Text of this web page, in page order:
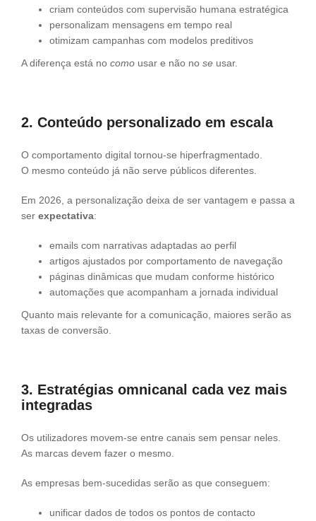
criam conteúdos com supervisão humana estratégica
personalizam mensagens em tempo real
otimizam campanhas com modelos preditivos
A diferença está no como usar e não no se usar.
2. Conteúdo personalizado em escala
O comportamento digital tornou-se hiperfragmentado.
O mesmo conteúdo já não serve públicos diferentes.
Em 2026, a personalização deixa de ser vantagem e passa a
ser expectativa:
emails com narrativas adaptadas ao perfil
artigos ajustados por comportamento de navegação
páginas dinâmicas que mudam conforme histórico
automações que acompanham a jornada individual
Quanto mais relevante for a comunicação, maiores serão as
taxas de conversão.
3. Estratégias omnicanal cada vez mais
integradas
Os utilizadores movem-se entre canais sem pensar neles.
As marcas devem fazer o mesmo.
As empresas bem-sucedidas serão as que conseguem:
unificar dados de todos os pontos de contacto